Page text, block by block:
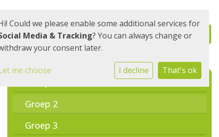
Groep 2
Groep 3
Could we please enable some additional services for
Media & Tracking? You can always change or
your consent later.
me choose I decline That's ok